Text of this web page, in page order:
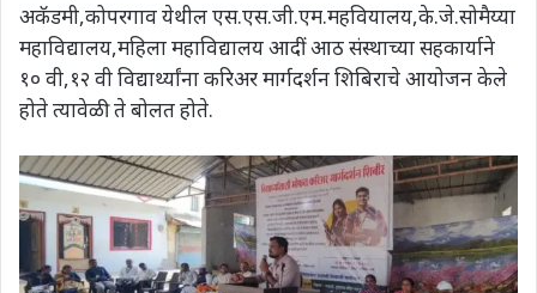
अकॅडमी,कोपरगाव येथील एस.एस.जी.एम.महवियालय,के.जे.सोमैय्या
महाविद्यालय,महिला महाविद्यालय आदीं आठ संस्थाच्या सहकार्याने
१० वी,१२ वी विद्यार्थ्यांना करिअर मार्गदर्शन शिबिराचे आयोजन केले
होते त्यावेळी ते बोलत होते.